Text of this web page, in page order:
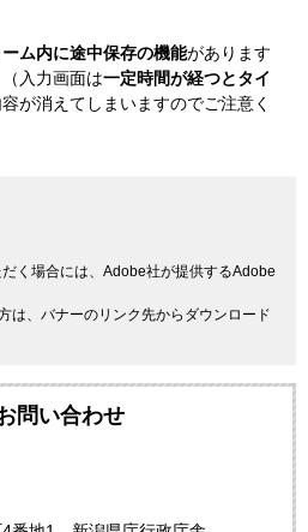
ム内に途中保存の機能があります
入力画面は一定時間が経つとタイ
が消えてしまいますのでご注意く
く場合には、Adobe社が提供するAdobe
は、バナーのリンク先からダウンロード
問い合わせ